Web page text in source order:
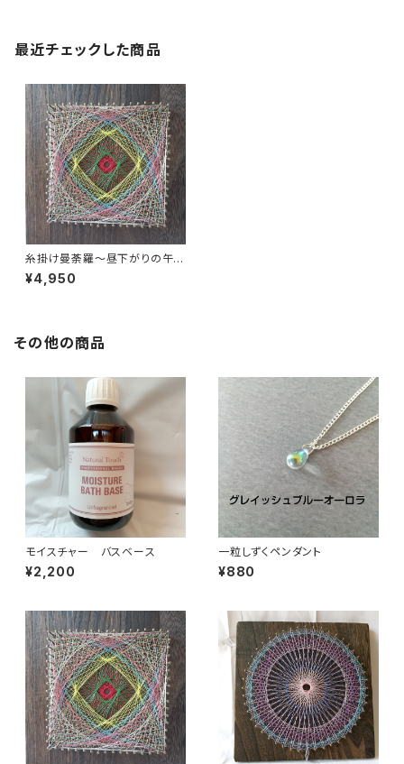
最近チェックした商品
糸掛け曼荼羅〜昼下がりの午
後〜
¥4,950
その他の商品
モイスチャー バスベース
¥2,200
一粒しずくペンダント
¥880